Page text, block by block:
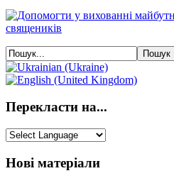
Перекласти на...
Нові матеріали